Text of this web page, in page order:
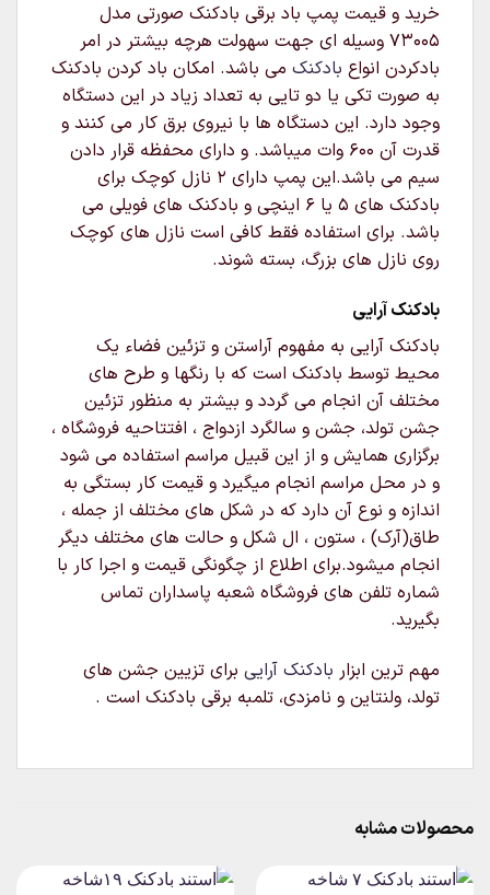
خرید و قیمت پمپ باد برقی بادکنک صورتی مدل
73005 وسیله ای جهت سهولت هرچه بیشتر در امر
بادکردن انواع بادکنک می باشد. امکان باد کردن بادکنک
به صورت تکی یا دو تایی به تعداد زیاد در این دستگاه
وجود دارد. این دستگاه ها با نیروی برق کار می کنند و
قدرت آن 600 وات میباشد. و دارای محفظه قرار دادن
سیم می باشد.این پمپ دارای ۲ نازل کوچک برای
بادکنک های ۵ یا ۶ اینچی و بادکنک های فویلی می
باشد. برای استفاده فقط کافی است نازل های کوچک
روی نازل های بزرگ، بسته شوند.
بادکنک آرایی
بادکنک آرایی به مفهوم آراستن و تزئین فضاء یک
محیط توسط بادکنک است که با رنگها و طرح های
مختلف آن انجام می گردد و بیشتر به منظور تزئین
جشن تولد، جشن و سالگرد ازدواج ، افتتاحیه فروشگاه ،
برگزاری همایش و از این قبیل مراسم استفاده می شود
و در محل مراسم انجام میگیرد و قیمت کار بستگی به
اندازه و نوع آن دارد که در شکل های مختلف از جمله ،
طاق(آرک) ، ستون ، ال شکل و حالت های مختلف دیگر
انجام میشود.برای اطلاع از چگونگی قیمت و اجرا کار با
شماره تلفن های فروشگاه شعبه پاسداران تماس
بگیرید.
مهم ترین ابزار بادکنک آرایی برای تزیین جشن های
تولد، ولنتاین و نامزدی، تلمبه برقی بادکنک است .
محصولات مشابه